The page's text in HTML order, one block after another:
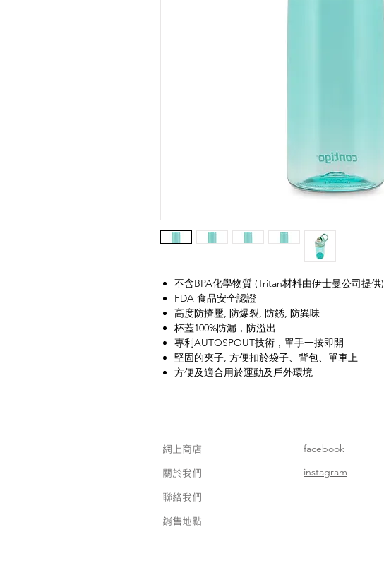
不含BPA化學物質 (Tritan材料由伊士曼公司提供)
FDA 食品安全認證
高度防擠壓, 防爆裂, 防銹, 防異味
杯蓋100%防漏，防溢出
專利AUTOSPOUT技術，單手一按即開
堅固的夾子, 方便扣於袋子、背包、單車上
方便及適合用於運動及戶外環境
網上商店
關於我們
聯絡我們
銷售地點
facebook
instagram